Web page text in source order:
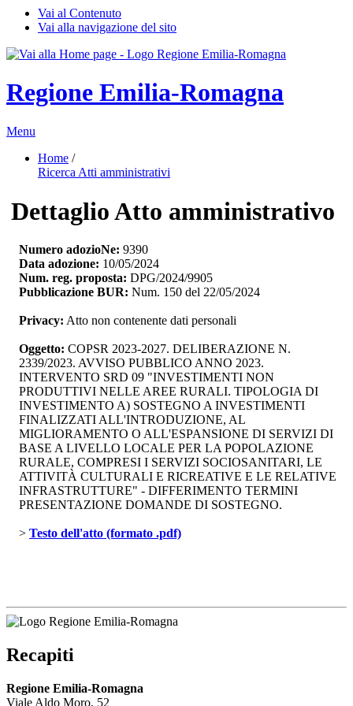
Vai al Contenuto
Vai alla navigazione del sito
Regione Emilia-Romagna
Menu
Home /
Ricerca Atti amministrativi
Dettaglio Atto amministrativo
Numero adozioNe: 9390
Data adozione: 10/05/2024
Num. reg. proposta: DPG/2024/9905
Pubblicazione BUR: Num. 150 del 22/05/2024
Privacy: Atto non contenente dati personali
Oggetto: COPSR 2023-2027. DELIBERAZIONE N.
2339/2023. AVVISO PUBBLICO ANNO 2023.
INTERVENTO SRD 09 "INVESTIMENTI NON
PRODUTTIVI NELLE AREE RURALI. TIPOLOGIA DI
INVESTIMENTO A) SOSTEGNO A INVESTIMENTI
FINALIZZATI ALL'INTRODUZIONE, AL
MIGLIORAMENTO O ALL'ESPANSIONE DI SERVIZI DI
BASE A LIVELLO LOCALE PER LA POPOLAZIONE
RURALE, COMPRESI I SERVIZI SOCIOSANITARI, LE
ATTIVITÀ CULTURALI E RICREATIVE E LE RELATIVE
INFRASTRUTTURE" - DIFFERIMENTO TERMINI
PRESENTAZIONE DOMANDE DI SOSTEGNO.
> Testo dell'atto (formato .pdf)
Recapiti
Regione Emilia-Romagna
Viale Aldo Moro, 52